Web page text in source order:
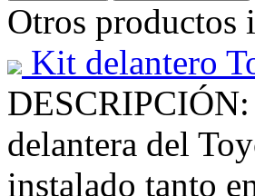
Otros productos
Kit delantero
DESCRIPCIÓN:
delantera del
instalado tanto